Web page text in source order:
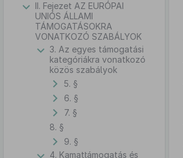
II. Fejezet AZ EURÓPAI
UNIÓS ÁLLAMI
TÁMOGATÁSOKRA
VONATKOZÓ SZABÁLYOK
3. Az egyes támogatási
kategóriákra vonatkozó
közös szabályok
5. §
6. §
7. §
8. §
9. §
4. Kamattámogatás és